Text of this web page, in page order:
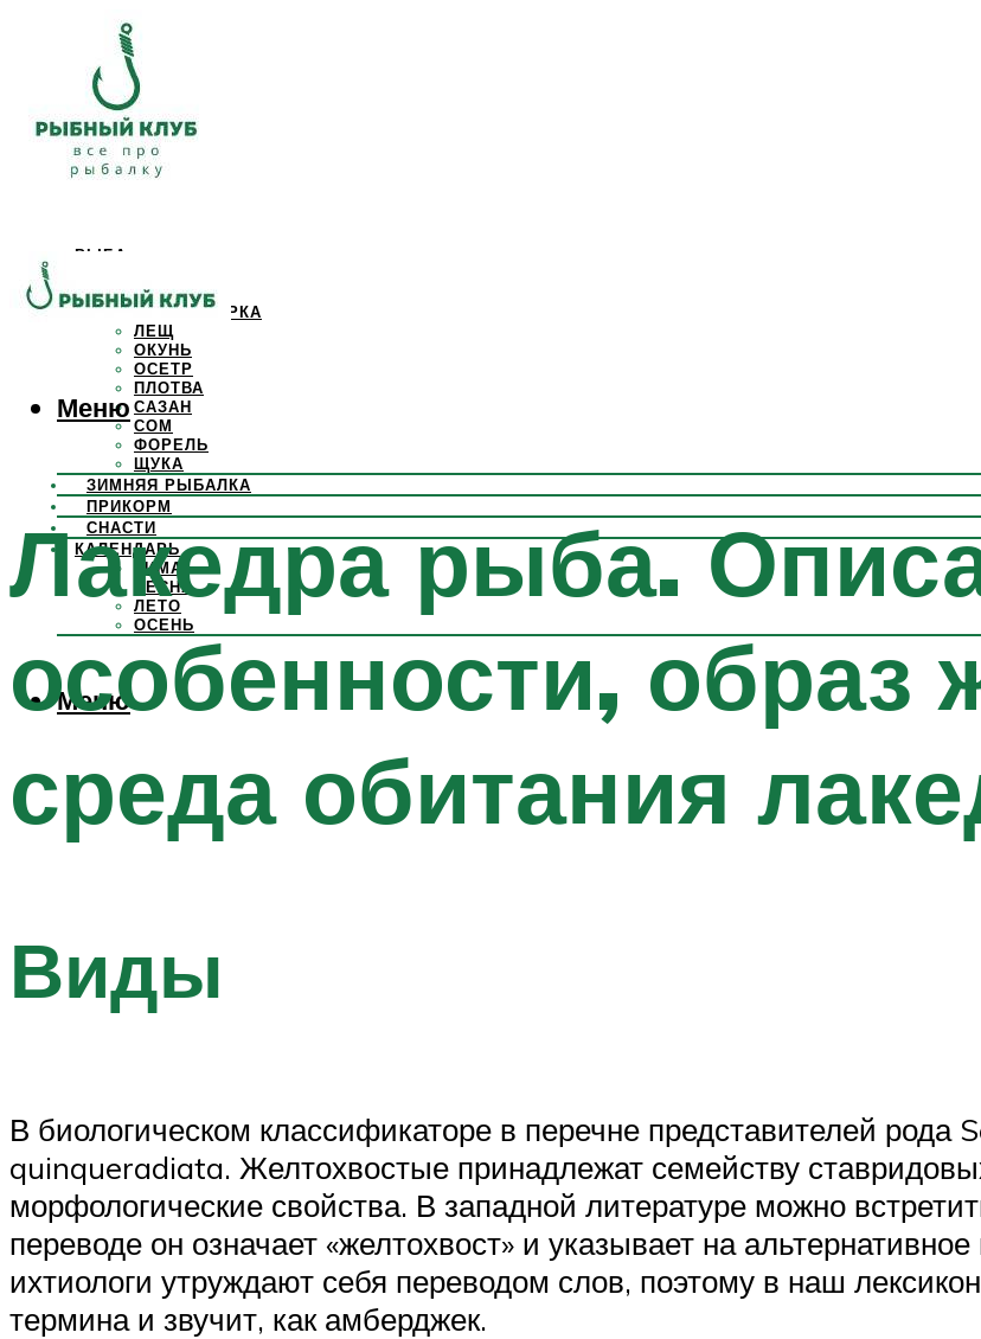
РЫБА
КАРП
КРАСНОПЕРКА
ЛЕЩ
ОКУНЬ
ОСЕТР
ПЛОТВА
САЗАН
СОМ
ФОРЕЛЬ
ЩУКА
ЗИМНЯЯ РЫБАЛКА
ПРИКОРМ
СНАСТИ
КАЛЕНДАРЬ
ЗИМА
ВЕСНА
ЛЕТО
ОСЕНЬ
Меню
Меню
Лакедра рыба.
особенности, образ
среда обитания
Виды
В биологическом классификаторе в перечне представителей рода
quinqueradiata. Желтохвостые принадлежат семейству
морфологические свойства. В западной литературе можно
переводе он означает «желтохвост» и указывает на
ихтиологи утруждают себя переводом слов, поэтому в наш
термина и звучит, как амберджек.